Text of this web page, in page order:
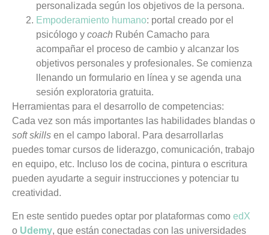
personalizada según los objetivos de la persona.
Empoderamiento humano: portal creado por el
psicólogo y coach Rubén Camacho para
acompañar el proceso de cambio y alcanzar los
objetivos personales y profesionales. Se comienza
llenando un formulario en línea y se agenda una
sesión exploratoria gratuita.
Herramientas para el desarrollo de competencias:
Cada vez son más importantes las habilidades blandas o
soft skills en el campo laboral. Para desarrollarlas
puedes tomar cursos de liderazgo, comunicación, trabajo
en equipo, etc. Incluso los de cocina, pintura o escritura
pueden ayudarte a seguir instrucciones y potenciar tu
creatividad.
En este sentido puedes optar por plataformas como edX
o Udemy, que están conectadas con las universidades